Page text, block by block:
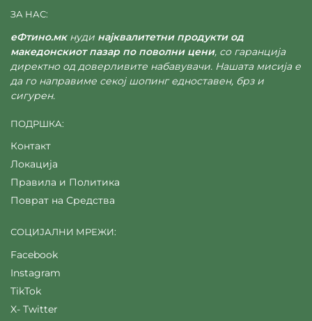
ЗА НАС:
еФтино.мкнуди најквалитетни продукти од
македонскиот пазар по поволни цени, со гаранција
директно од доверливите набавувачи. Нашата мисија е
да го направиме секој шопинг едноставен, брз и
сигурен.
ПОДРШКА:
Контакт
Локација
Правила и Политика
Поврат на Средства
СОЦИЈАЛНИ МРЕЖИ:
Facebook
Instagram
TikTok
X- Twitter